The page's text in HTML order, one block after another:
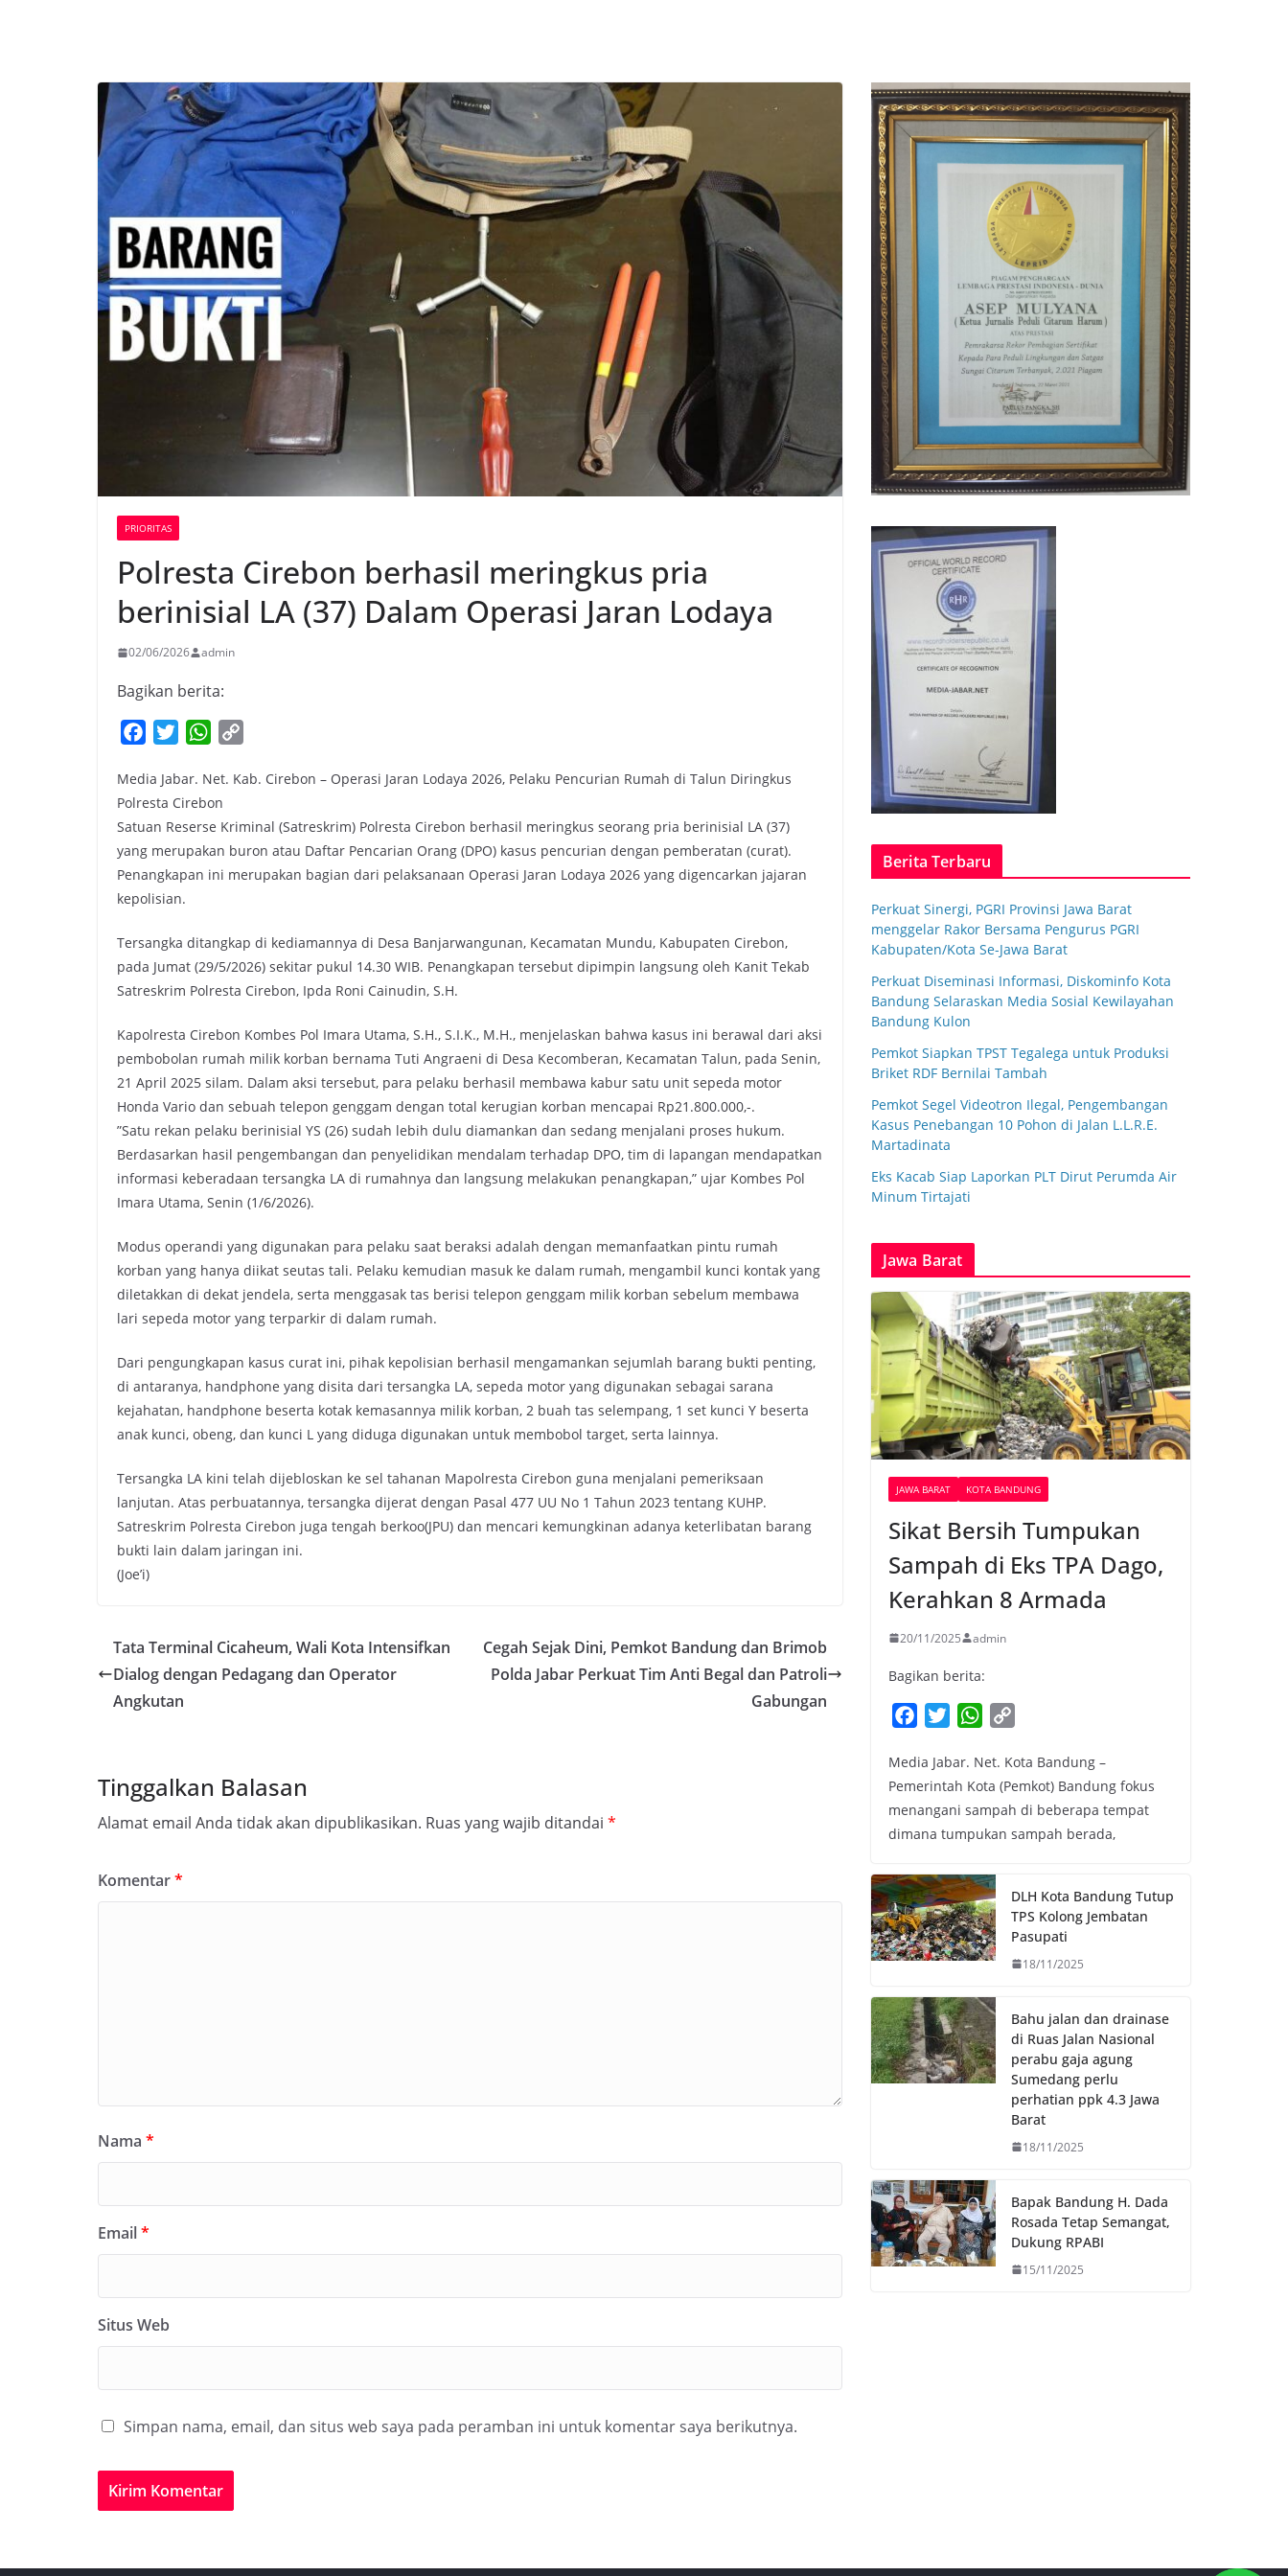
PRIORITAS
Polresta Cirebon berhasil meringkus pria
berinisial LA (37) Dalam Operasi Jaran Lodaya
02/06/2026 admin
Bagikan berita:
c
e
b
o
o
k
i
t
t
e
r
W
a
t
s
A
p
p
L
i
n
Media Jabar. Net. Kab. Cirebon – Operasi Jaran Lodaya 2026, Pelaku Pencurian Rumah di Talun Diringkus
Polresta Cirebon
​Satuan Reserse Kriminal (Satreskrim) Polresta Cirebon berhasil meringkus seorang pria berinisial LA (37)
yang merupakan buron atau Daftar Pencarian Orang (DPO) kasus pencurian dengan pemberatan (curat).
Penangkapan ini merupakan bagian dari pelaksanaan Operasi Jaran Lodaya 2026 yang digencarkan jajaran
kepolisian.
​Tersangka ditangkap di kediamannya di Desa Banjarwangunan, Kecamatan Mundu, Kabupaten Cirebon,
pada Jumat (29/5/2026) sekitar pukul 14.30 WIB. Penangkapan tersebut dipimpin langsung oleh Kanit Tekab
Satreskrim Polresta Cirebon, Ipda Roni Cainudin, S.H.
​Kapolresta Cirebon Kombes Pol Imara Utama, S.H., S.I.K., M.H., menjelaskan bahwa kasus ini berawal dari aksi
pembobolan rumah milik korban bernama Tuti Angraeni di Desa Kecomberan, Kecamatan Talun, pada Senin,
21 April 2025 silam. Dalam aksi tersebut, para pelaku berhasil membawa kabur satu unit sepeda motor
Honda Vario dan sebuah telepon genggam dengan total kerugian korban mencapai Rp21.800.000,-.
​”Satu rekan pelaku berinisial YS (26) sudah lebih dulu diamankan dan sedang menjalani proses hukum.
Berdasarkan hasil pengembangan dan penyelidikan mendalam terhadap DPO, tim di lapangan mendapatkan
informasi keberadaan tersangka LA di rumahnya dan langsung melakukan penangkapan,” ujar Kombes Pol
Imara Utama, Senin (1/6/2026).
Modus operandi yang digunakan para pelaku saat beraksi adalah dengan memanfaatkan pintu rumah
korban yang hanya diikat seutas tali. Pelaku kemudian masuk ke dalam rumah, mengambil kunci kontak yang
diletakkan di dekat jendela, serta menggasak tas berisi telepon genggam milik korban sebelum membawa
lari sepeda motor yang terparkir di dalam rumah.
Dari pengungkapan kasus curat ini, pihak kepolisian berhasil mengamankan sejumlah barang bukti penting,
di antaranya, ​handphone yang disita dari tersangka LA, sepeda motor yang digunakan sebagai sarana
kejahatan, handphone beserta kotak kemasannya milik korban, ​2 buah tas selempang, ​1 set kunci Y beserta
anak kunci, obeng, dan kunci L yang diduga digunakan untuk membobol target, ​serta lainnya.
​Tersangka LA kini telah dijebloskan ke sel tahanan Mapolresta Cirebon guna menjalani pemeriksaan
lanjutan. Atas perbuatannya, tersangka dijerat dengan Pasal 477 UU No 1 Tahun 2023 tentang KUHP.
Satreskrim Polresta Cirebon juga tengah berkoo(JPU) dan mencari kemungkinan adanya keterlibatan barang
bukti lain dalam jaringan ini.
(Joe’i)
Tata Terminal Cicaheum, Wali Kota Intensifkan
Dialog dengan Pedagang dan Operator
Angkutan
Cegah Sejak Dini, Pemkot Bandung dan Brimob
Polda Jabar Perkuat Tim Anti Begal dan Patroli
Gabungan
Tinggalkan Balasan
Alamat email Anda tidak akan dipublikasikan. Ruas yang wajib ditandai *
Komentar*
Nama *
Email*
Situs Web
Simpan nama, email, dan situs web saya pada peramban ini untuk komentar saya berikutnya.
Berita Terbaru
Perkuat Sinergi, PGRI Provinsi Jawa Barat
menggelar Rakor Bersama Pengurus PGRI
Kabupaten/Kota Se-Jawa Barat
Perkuat Diseminasi Informasi, Diskominfo Kota
Bandung Selaraskan Media Sosial Kewilayahan
Bandung Kulon
Pemkot Siapkan TPST Tegalega untuk Produksi
Briket RDF Bernilai Tambah
Pemkot Segel Videotron Ilegal, Pengembangan
Kasus Penebangan 10 Pohon di Jalan L.L.R.E.
Martadinata
Eks Kacab Siap Laporkan PLT Dirut Perumda Air
Minum Tirtajati
Jawa Barat
JAWA BARAT KOTA BANDUNG
Sikat Bersih Tumpukan
Sampah di Eks TPA Dago,
Kerahkan 8 Armada
20/11/2025 admin
Bagikan berita:
c
e
b
o
k
i
t
t
e
W
a
t
s
A
p
p
y
L
i
k
Media Jabar. Net. Kota Bandung –
Pemerintah Kota (Pemkot) Bandung fokus
menangani sampah di beberapa tempat
dimana tumpukan sampah berada,
DLH Kota Bandung Tutup
TPS Kolong Jembatan
Pasupati
18/11/2025
Bahu jalan dan drainase
di Ruas Jalan Nasional
perabu gaja agung
Sumedang perlu
perhatian ppk 4.3 Jawa
Barat
18/11/2025
Bapak Bandung H. Dada
Rosada Tetap Semangat,
Dukung RPABI
15/11/2025